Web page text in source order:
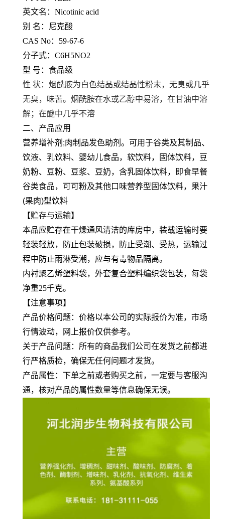
英文名：Nicotinic acid
别 名：尼克酸
CAS No：59-67-6
分子式：C6H5NO2
型 号：食品级
性 状：烟酰胺为白色结晶或结晶性粉末，无臭或几乎
无臭，味苦。烟酰胺在水或乙醇中易溶，在甘油中溶
解；在醚中几乎不溶
二、产品应用
营养增补剂;肉制品发色助剂。可用于谷类及其制品、
饮液、乳饮料、婴幼儿食品，软饮料，固体饮料，豆
奶粉、豆粉、豆浆、豆奶，含乳固体饮料，即食早餐
谷类食品，可可粉及其他口味营养型固体饮料，果汁
(果肉)型饮料
【贮存与运输】
本品应贮存在干燥通风清洁的库房中，装载运输时要
轻装轻放，防止包装破损，防止受潮、受热，运输过
程中防止雨淋受潮，应与有毒物品隔离。
内衬聚乙烯塑料袋，外套复合塑料编织袋包装，每袋
净重25千克。
【注意事项】
产品价格问题：价格以本公司的实际报价为准，市场
行情波动，网上报价仅供参考。
关于产品问题：所有的商品我们公司在发货之前都进
行严格质检，确保无任何问题才发货。
产品属性：下单之前或者购买之前，一定要与客服沟
通，核对产品的属性数量等信息确保无误。